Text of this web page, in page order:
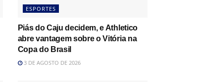
ESPORTES
Piás do Caju decidem, e Athletico
abre vantagem sobre o Vitória na
Copa do Brasil
3 DE AGOSTO DE 2026